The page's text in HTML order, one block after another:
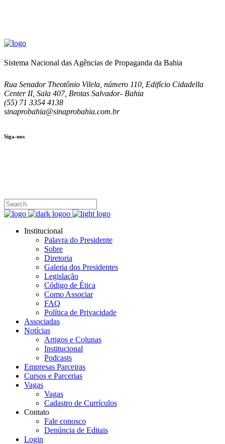
Sistema Nacional das Agências de Propaganda da Bahia
Rua Senador Theotônio Vilela, número 110, Edifício Cidadella
Center II, Sala 407, Brotas Salvador- Bahia
(55) 71 3354 4138
sinaprobahia@sinaprobahia.com.br
Siga-nos
Institucional
Palavra do Presidente
Sobre
Diretoria
Galeria dos Presidentes
Legislação
Código de Ética
Como Associar
FAQ
Política de Privacidade
Associadas
Notícias
Artigos e Colunas
Institucional
Podcasts
Empresas Parceiras
Cursos e Parcerias
Vagas
Vagas
Cadastro de Currículos
Contato
Fale conosco
Denúncia de Editais
Login